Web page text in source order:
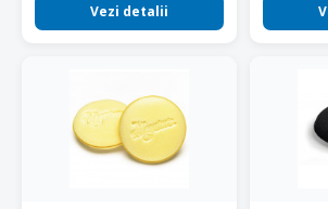
Vezi detalii